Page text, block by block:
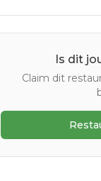
Is dit
Claim dit